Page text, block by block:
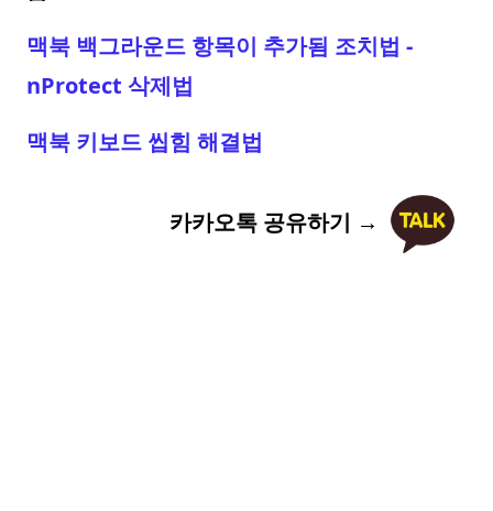
맥북 백그라운드 항목이 추가됨 조치법 -
nProtect 삭제법
맥북 키보드 씹힘 해결법
카카오톡 공유하기 →